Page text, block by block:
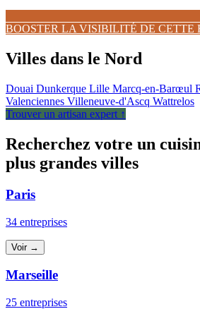
BOOSTER LA VISIBILITÉ DE CETTE
Villes dans le Nord
Douai Dunkerque Lille Marcq-en-Barœul
Valenciennes Villeneuve-d'Ascq Wattrelos
Trouver un artisan expert ↑
Recherchez votre un
plus grandes villes
Paris
34 entreprises
Voir →
Marseille
25 entreprises